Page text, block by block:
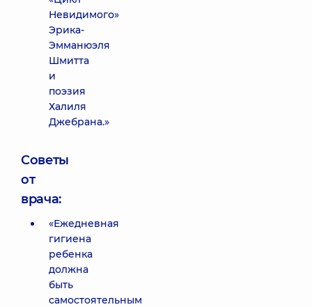
Невидимого»
Эрика-
Эмманюэля
Шмитта
и
поэзия
Халиля
Джебрана.»
Советы
от
врача:
«Ежедневная
гигиена
ребенка
должна
быть
самостоятельным